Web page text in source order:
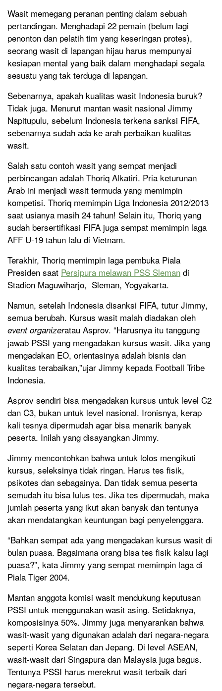
Wasit memegang peranan penting dalam sebuah
pertandingan. Menghadapi 22 pemain (belum lagi
penonton dan pelatih tim yang keseringan protes),
seorang wasit di lapangan hijau harus mempunyai
kesiapan mental yang baik dalam menghadapi segala
sesuatu yang tak terduga di lapangan.
Sebenarnya, apakah kualitas wasit Indonesia buruk?
Tidak juga. Menurut mantan wasit nasional Jimmy
Napitupulu, sebelum Indonesia terkena sanksi FIFA,
sebenarnya sudah ada ke arah perbaikan kualitas
wasit.
Salah satu contoh wasit yang sempat menjadi
perbincangan adalah Thoriq Alkatiri. Pria keturunan
Arab ini menjadi wasit termuda yang memimpin
kompetisi. Thoriq memimpin Liga Indonesia 2012/2013
saat usianya masih 24 tahun! Selain itu, Thoriq yang
sudah bersertifikasi FIFA juga sempat memimpin laga
AFF U-19 tahun lalu di Vietnam.
Terakhir, Thoriq memimpin laga pembuka Piala
Presiden saat Persipura melawan PSS Sleman di
Stadion Maguwiharjo, Sleman, Yogyakarta.
Namun, setelah Indonesia disanksi FIFA, tutur Jimmy,
semua berubah. Kursus wasit malah diadakan oleh
event organizeratau Asprov. “Harusnya itu tanggung
jawab PSSI yang mengadakan kursus wasit. Jika yang
mengadakan EO, orientasinya adalah bisnis dan
kualitas terabaikan,”ujar Jimmy kepada Football Tribe
Indonesia.
Asprov sendiri bisa mengadakan kursus untuk level C2
dan C3, bukan untuk level nasional. Ironisnya, kerap
kali tesnya dipermudah agar bisa menarik banyak
peserta. Inilah yang disayangkan Jimmy.
Jimmy mencontohkan bahwa untuk lolos mengikuti
kursus, seleksinya tidak ringan. Harus tes fisik,
psikotes dan sebagainya. Dan tidak semua peserta
semudah itu bisa lulus tes. Jika tes dipermudah, maka
jumlah peserta yang ikut akan banyak dan tentunya
akan mendatangkan keuntungan bagi penyelenggara.
“Bahkan sempat ada yang mengadakan kursus wasit di
bulan puasa. Bagaimana orang bisa tes fisik kalau lagi
puasa?”, kata Jimmy yang sempat memimpin laga di
Piala Tiger 2004.
Mantan anggota komisi wasit mendukung keputusan
PSSI untuk menggunakan wasit asing. Setidaknya,
komposisinya 50%. Jimmy juga menyarankan bahwa
wasit-wasit yang digunakan adalah dari negara-negara
seperti Korea Selatan dan Jepang. Di level ASEAN,
wasit-wasit dari Singapura dan Malaysia juga bagus.
Tentunya PSSI harus merekrut wasit terbaik dari
negara-negara tersebut.